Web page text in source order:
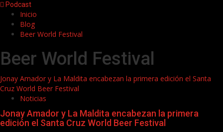
Podcast
Inicio
Blog
Beer World Festival
Beer World Festival
Jonay Amador y La Maldita encabezan la primera edición el Santa
Cruz World Beer Festival
Noticias
Jonay Amador y La Maldita encabezan la primera
edición el Santa Cruz World Beer Festival